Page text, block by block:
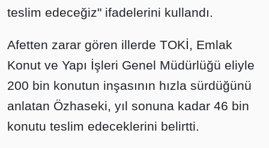
teslim edeceğiz" ifadelerini kullandı.
Afetten zarar gören illerde TOKİ, Emlak
Konut ve Yapı İşleri Genel Müdürlüğü eliyle
200 bin konutun inşasının hızla sürdüğünü
anlatan Özhaseki, yıl sonuna kadar 46 bin
konutu teslim edeceklerini belirtti.